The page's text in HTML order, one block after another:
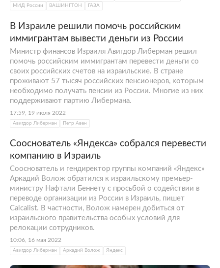
МИД России
ВАШИНГТОН ГАЗА
В Израиле решили помочь российским
иммигрантам вывести деньги из России
Министр финансов Израиля Авигдор Либерман решил
помочь российским иммигрантам перевести деньги со
своих российских счетов на израильские. В стране
проживают 57 тысяч российских пенсионеров, которым
необходимо получать пенсии из России. Многие из них
поддерживают партию Либермана.
17:59, 19 июля 2022
Авигдор Либерман Петр Авен
Сооснователь «Яндекса» собрался перевести
компанию в Израиль
Сооснователь и гендиректор группы компаний «Яндекс»
Аркадий Волож обратился к израильскому премьер-
министру Нафтали Беннету с просьбой о содействии в
переводе организации из России в Израиль, пишет
Calcalist. В частности, Волож намерен добиться от
израильского правительства особых условий для
релокации сотрудников.
10:06, 16 мая 2022
Авигдор Либерман Аркадий Волож Яндекс